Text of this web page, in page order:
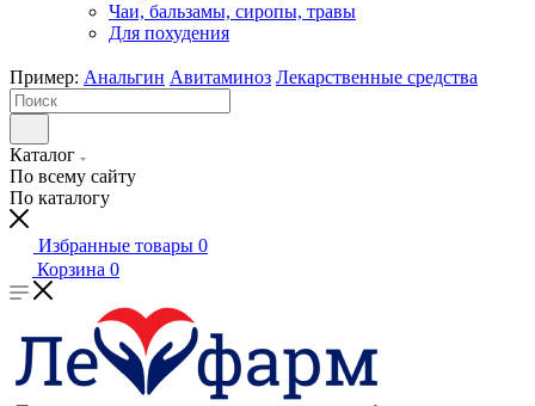
Чаи, бальзамы, сиропы, травы
Для похудения
Пример: Анальгин Авитаминоз Лекарственные средства
Каталог
По всему сайту
По каталогу
Избранные товары 0
Корзина 0